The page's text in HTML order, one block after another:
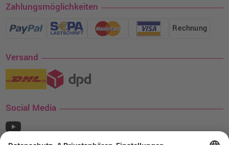
Zahlungsmöglichkeiten
Rechnung
Versand
Social Media